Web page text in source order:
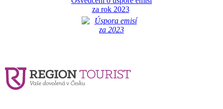
za rok 2023